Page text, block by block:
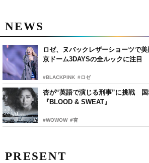
NEWS
ロゼ、ヌバックレザーショーツで
京ドーム3DAYSの全ルックに注目
#BLACKPINK #ロゼ
杏が“英語で演じる刑事”に挑戦 国
『BLOOD & SWEAT』
#WOWOW #杏
PRESENT